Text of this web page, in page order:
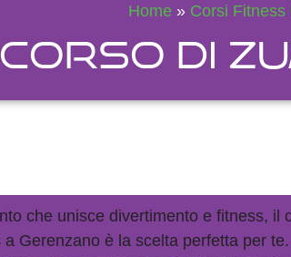
Home » Corsi Fitness
Corso di